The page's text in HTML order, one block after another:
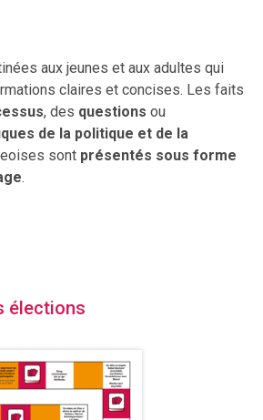
aux jeunes et aux adultes qui
claires et concises. Les faits
, des questions ou
de la politique et de la
sont présentés sous forme
.
élections